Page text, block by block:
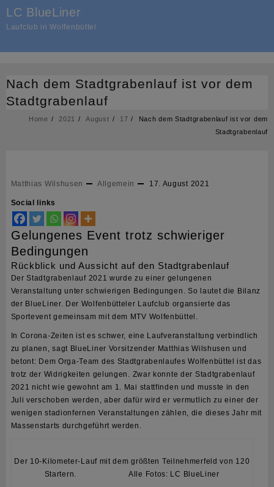
content
LC BlueLiner
Laufclub in Wolfenbüttel
Nach dem Stadtgrabenlauf ist vor dem
Stadtgrabenlauf
Home 2021 August 17
Nach dem Stadtgrabenlauf ist vor dem
Stadtgrabenlauf
Matthias Wilshusen Allgemein 17. August 2021
Social links
Gelungenes Event trotz schwieriger
Bedingungen
Rückblick und Aussicht auf den Stadtgrabenlauf
DerStadtgrabenlauf 2021 wurde zu einer gelungenen
Veranstaltung unter schwierigen Bedingungen. So lautet die Bilanz
der BlueLiner. Der Wolfenbütteler Laufclub organsierte das
Sportevent gemeinsam mit dem MTV Wolfenbüttel.
In Corona-Zeiten ist es schwer, eine Laufveranstaltung verbindlich
zu planen, sagt BlueLiner Vorsitzender Matthias Wilshusen und
betont: Dem Orga-Team des Stadtgrabenlaufes Wolfenbüttel ist das
trotz der Widrigkeiten gelungen. Zwar konnte der Stadtgrabenlauf
2021 nicht wie gewohnt am 1. Mai stattfinden und musste in den
Juli verschoben werden, aber dafür wird er vermutlich zu einer der
wenigen stadionfernen Veranstaltungen zählen, die dieses Jahr mit
Massenstarts durchgeführt werden.
Der 10-Kilometer-Lauf mit dem größten Teilnehmerfeld von 120
Startern. Alle Fotos: LC BlueLiner